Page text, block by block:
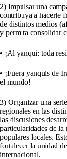
2) Impulsar una
contribuya a hacerle
de distintos medios
y permita consolidar
• ¡Al yanqui: toda
• ¡Fuera yanquis de
el mundo!
3) Organizar una
regionales en las
las discusiones
particularidades de la
populares locales.
fortalecer la unidad
internacional.